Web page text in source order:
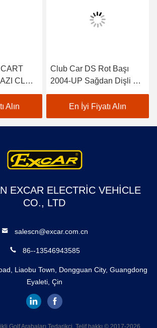
CLUB
48
CİHAZI
Alın
Club Car DS Rot Başı
2004-UP Sağdan Dişli 2
adet 102022601 /
102288301
En İyi Fiyatı Alın
EXCAR ELECTRIC VEHICLE
CO., LTD
salescn@excar.com.cn
86--13546943585
Liaobu Town, Dongguan City, Guangdong
Eyaleti, Çin
Golf Arabaları Tedarikçi. Telif hakkı © 2017-2026